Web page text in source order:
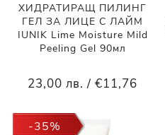
ХИДРАТИРАЩ ПИЛИНГ
ГЕЛ ЗА ЛИЦЕ С ЛАЙМ
IUNIK Lime Moisture Mild
Peeling Gel 90мл
23,00 лв. / €11,76
-35%